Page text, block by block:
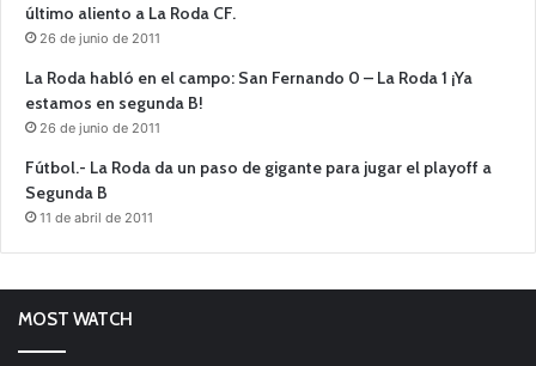
último aliento a La Roda CF.
26 de junio de 2011
La Roda habló en el campo: San Fernando 0 – La Roda 1 ¡Ya
estamos en segunda B!
26 de junio de 2011
Fútbol.- La Roda da un paso de gigante para jugar el playoff a
Segunda B
11 de abril de 2011
MOST WATCH